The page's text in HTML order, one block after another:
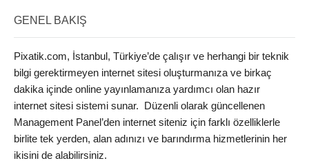
GENEL BAKIŞ
Pixatik.com, İstanbul, Türkiye’de çalışır ve herhangi bir teknik
bilgi gerektirmeyen internet sitesi oluşturmanıza ve birkaç
dakika içinde online yayınlamanıza yardımcı olan hazır
internet sitesi sistemi sunar. Düzenli olarak güncellenen
Management Panel’den internet siteniz için farklı özelliklerle
birlite tek yerden, alan adınızı ve barındırma hizmetlerinin her
ikisini de alabilirsiniz.